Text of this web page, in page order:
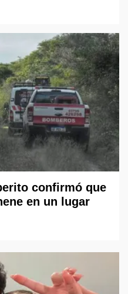
confirmó que
en un lugar